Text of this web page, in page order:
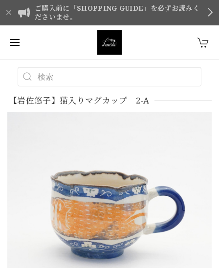
ご購入前に「SHOPPING GUIDE」を必ずお読みく
ださいませ。
【岩佐悠子】猫入りマグカップ 2-A